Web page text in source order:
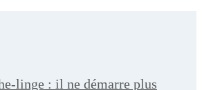
linge : il ne démarre plus